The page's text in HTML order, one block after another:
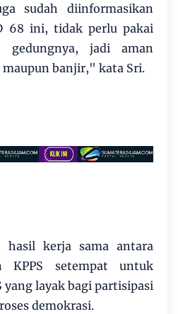
sudah diinformasikan
68 ini, tidak perlu pakai
gedungnya, jadi aman
banjir," kata Sri.
hasil kerja sama antara
KPPS setempat untuk
yang layak bagi partisipasi
demokrasi.